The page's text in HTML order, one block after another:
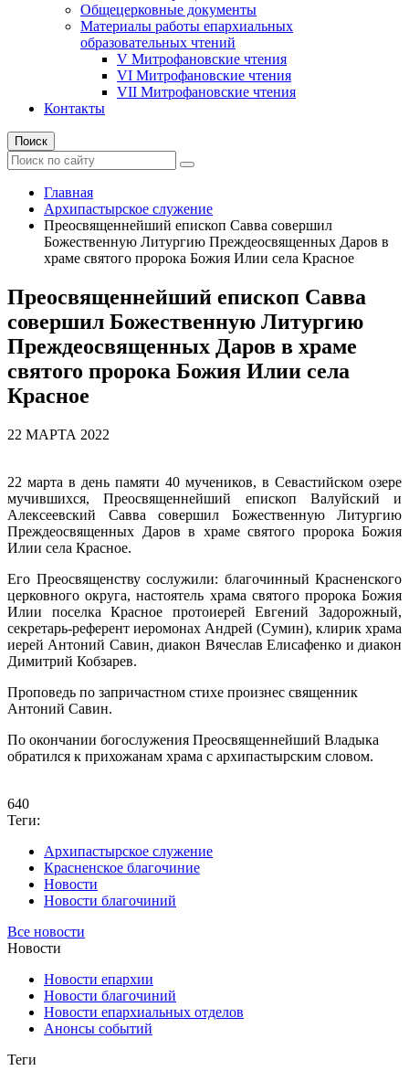
Общецерковные документы
Материалы работы епархиальных
образовательных чтений
V Митрофановские чтения
VI Митрофановские чтения
VII Митрофановские чтения
Контакты
Поиск
Главная
Архипастырское служение
Преосвященнейший епископ Савва совершил
Божественную Литургию Преждеосвященных Даров в
храме святого пророка Божия Илии села Красное
Преосвященнейший епископ Савва
совершил Божественную Литургию
Преждеосвященных Даров в храме
святого пророка Божия Илии села
Красное
22 МАРТА 2022
22 марта в день памяти 40 мучеников, в Севастийском озере
мучившихся, Преосвященнейший епископ Валуйский и
Алексеевский Савва совершил Божественную Литургию
Преждеосвященных Даров в храме святого пророка Божия
Илии села Красное.
Его Преосвященству сослужили: благочинный Красненского
церковного округа, настоятель храма святого пророка Божия
Илии поселка Красное протоиерей Евгений Задорожный,
секретарь-референт иеромонах Андрей (Сумин), клирик храма
иерей Антоний Савин, диакон Вячеслав Елисафенко и диакон
Димитрий Кобзарев.
Проповедь по запричастном стихе произнес священник
Антоний Савин.
По окончании богослужения Преосвященнейший Владыка
обратился к прихожанам храма с архипастырским словом.
640
Теги:
Архипастырское служение
Красненское благочиние
Новости
Новости благочиний
Все новости
Новости
Новости епархии
Новости благочиний
Новости епархиальных отделов
Анонсы событий
Теги